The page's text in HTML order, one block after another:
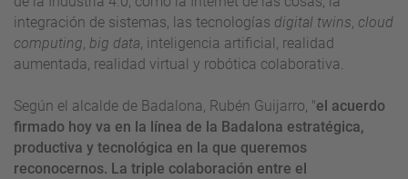
integración de sistemas, las tecnologías digital twins, cloud
computing, big data, inteligencia artificial, realidad
aumentada, realidad virtual y robótica colaborativa.
Según el alcalde de Badalona, Rubén Guijarro, "el acuerdo
firmado hoy va en la línea de la Badalona estratégica,
productiva y tecnológica en la que queremos
reconocernos. La triple colaboración entre el